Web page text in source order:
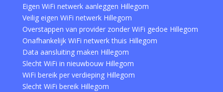
Eigen WiFi netwerk aanleggen Hillegom
Veilig eigen WiFi netwerk Hillegom
Overstappen van provider zonder WiFi gedoe Hillegom
Onafhankelijk WiFi netwerk thuis Hillegom
Data aansluiting maken Hillegom
Slecht WiFi in nieuwbouw Hillegom
WiFi bereik per verdieping Hillegom
Slecht WiFi bereik Hillegom